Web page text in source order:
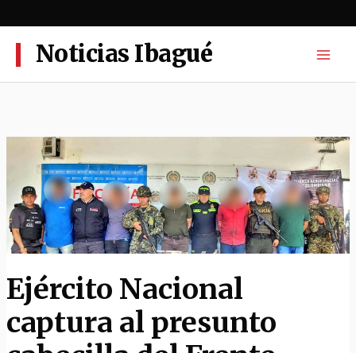
al
contenidoNoticias Ibagué
Ejército Nacional
captura al presunto